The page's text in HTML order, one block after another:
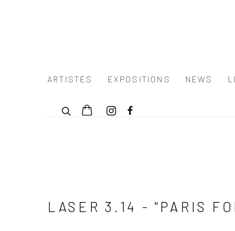
ARTISTES EXPOSITIONS NEWS
LASER 3.14 - "PARIS